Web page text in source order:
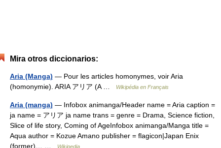
Mira otros diccionarios:
Aria (Manga) — Pour les articles homonymes, voir Aria
(homonymie). ARIA アリア (A …
Wikipédia en Français
Aria (manga) — Infobox animanga/Header name = Aria caption =
ja name = アリア ja name trans = genre = Drama, Science fiction,
Slice of life story, Coming of AgeInfobox animanga/Manga title =
Aqua author = Kozue Amano publisher = flagicon|Japan Enix
(former)… …
Wikipedia